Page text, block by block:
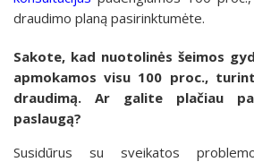
draudimo planą pasirinktumėte.
Sakote, kad nuotolinės šeimos
apmokamos visu 100 proc.,
draudimą. Ar galite plačiau
paslaugą?
Susidūrus su sveikatos